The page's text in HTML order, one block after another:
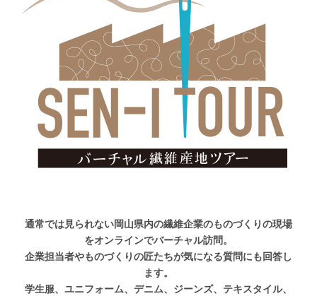
通常では見られない岡山県内の繊維企業のものづくりの現場
をオンラインでバーチャル訪問。
企業担当者やものづくりの匠たちが気になる質問にも回答し
ます。
学生服、ユニフォーム、デニム、ジーンズ、テキスタイル、